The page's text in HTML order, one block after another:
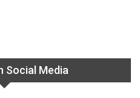
Social Media